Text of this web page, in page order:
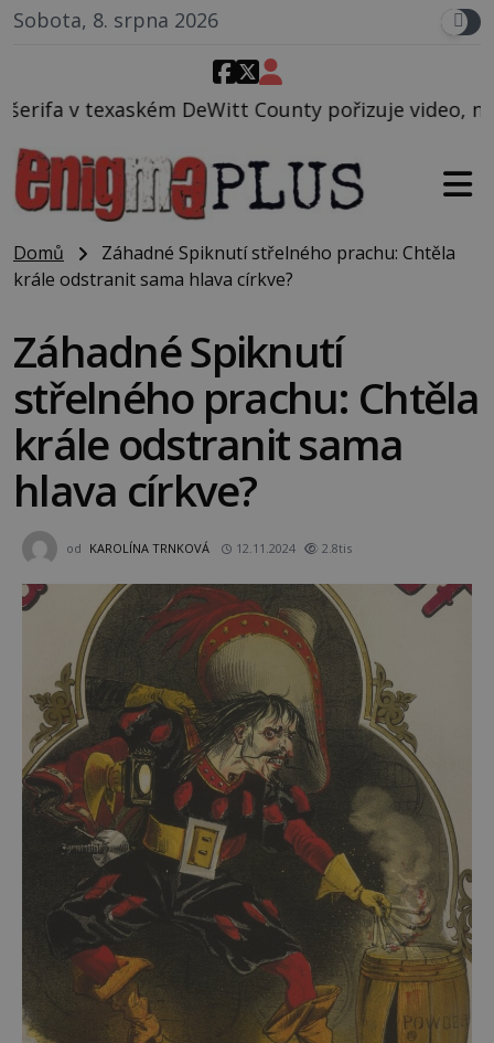
Sobota, 8. srpna 2026
County pořizuje video, na kterém před jeho
Domů
Záhadné Spiknutí střelného prachu: Chtěla
krále odstranit sama hlava církve?
Záhadné Spiknutí
střelného prachu: Chtěla
krále odstranit sama
hlava církve?
od KAROLÍNA TRNKOVÁ 12.11.2024 2.8tis